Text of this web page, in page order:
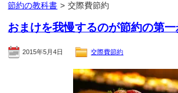
節約の教科書 > 交際費節約
おまけを我慢するのが節約の第一
2015年5月4日 交際費節約